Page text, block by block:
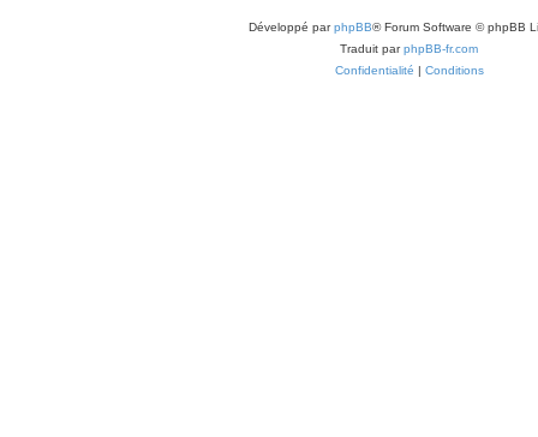
Développé parphpBB® Forum Software © phpBB
Traduit parphpBB-fr.com
Confidentialité | Conditions